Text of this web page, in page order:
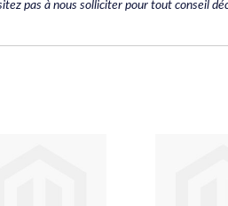
pas à nous solliciter pour tout conseil